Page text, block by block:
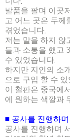
발품을 팔며 이곳
고 어느 곳은 두께
겪었습니다.
저는 말을 하지 않
들과 소통을 했고 3
수 있었습니다.
하지만 지인의 소
으로 구입 할 수
이 철판은 중국에
에 원하는 색깔과
■ 공사를 진행하며
공사를 진행하며